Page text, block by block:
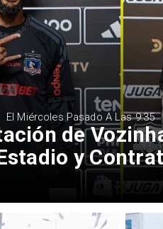
de
y
El Miércoles Pasado A Las 9:35